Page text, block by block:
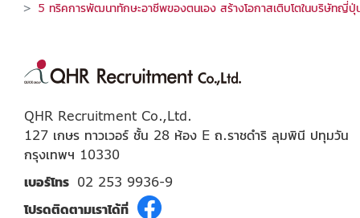
5 ทริคการพัฒนาทักษะอาชีพของตนเอง สร้างโอกาสเติบโตในบริษัทญี่ปุ่
QHR Recruitment Co.,Ltd.
127 เกษร ทาวเวอร์ ชั้น 28 ห้อง E ถ.ราชดำริ ลุมพินี ปทุมวัน
กรุงเทพฯ 10330
เบอร์โทร 02 253 9936-9
โปรดติดตามเราได้ที่